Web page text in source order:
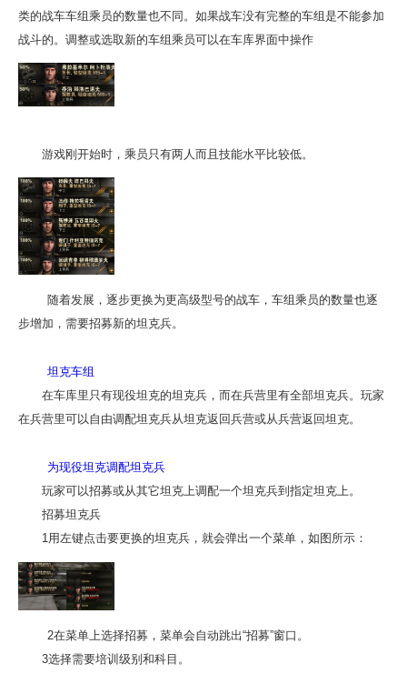
类的战车车组乘员的数量也不同。如果战车没有完整的车组是不能参加
战斗的。调整或选取新的车组乘员可以在车库界面中操作
游戏刚开始时，乘员只有两人而且技能水平比较低。
随着发展，逐步更换为更高级型号的战车，车组乘员的数量也逐
步增加，需要招募新的坦克兵。
坦克车组
在车库里只有现役坦克的坦克兵，而在兵营里有全部坦克兵。玩家
在兵营里可以自由调配坦克兵从坦克返回兵营或从兵营返回坦克。
为现役坦克调配坦克兵
玩家可以招募或从其它坦克上调配一个坦克兵到指定坦克上。
招募坦克兵
1用左键点击要更换的坦克兵，就会弹出一个菜单，如图所示：
2在菜单上选择招募，菜单会自动跳出“招募”窗口。
3选择需要培训级别和科目。